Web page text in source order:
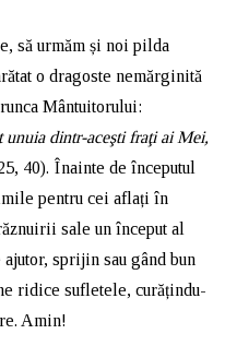
să urmăm și noi pilda
o dragoste nemărginită
Mântuitorului:
dintr-aceşti fraţi ai Mei,
40). Înainte de începutul
pentru cei aflați în
sale un început al
sprijin sau gând bun
ridice sufletele, curățindu-
Amin!